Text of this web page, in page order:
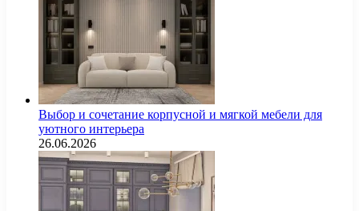
Выбор и сочетание корпусной и мягкой мебели для
уютного интерьера
26.06.2026